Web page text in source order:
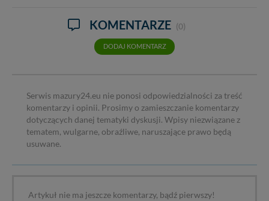
KOMENTARZE (0)
DODAJ KOMENTARZ
Serwis mazury24.eu nie ponosi odpowiedzialności za treść
komentarzy i opinii. Prosimy o zamieszczanie komentarzy
dotyczących danej tematyki dyskusji. Wpisy niezwiązane z
tematem, wulgarne, obraźliwe, naruszające prawo będą
usuwane.
Artykuł nie ma jeszcze komentarzy, bądź pierwszy!